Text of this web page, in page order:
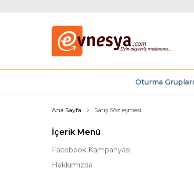
Oturma Grupları
Ana Sayfa Satış Sözleşmesi
İçerik Menü
Facebook Kampanyası
Hakkımızda